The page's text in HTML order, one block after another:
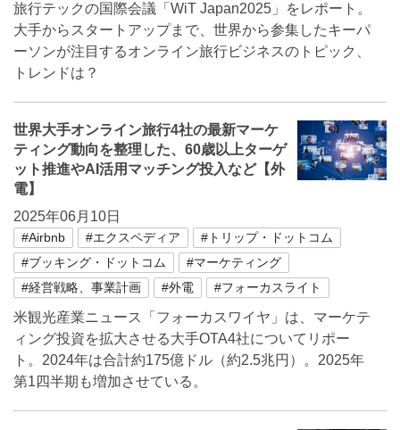
旅行テックの国際会議「WiT Japan2025」をレポート。
大手からスタートアップまで、世界から参集したキーパ
ーソンが注目するオンライン旅行ビジネスのトピック、
トレンドは？
世界大手オンライン旅行4社の最新マーケ
ティング動向を整理した、60歳以上ターゲ
ット推進やAI活用マッチング投入など【外
電】
2025年06月10日
#Airbnb #エクスペディア
#トリップ・ドットコム
#ブッキング・ドットコム
#マーケティング
#経営戦略、事業計画
#外電 #フォーカスライト
米観光産業ニュース「フォーカスワイヤ」は、マーケテ
ィング投資を拡大させる大手OTA4社についてリポー
ト。2024年は合計約175億ドル（約2.5兆円）。2025年
第1四半期も増加させている。